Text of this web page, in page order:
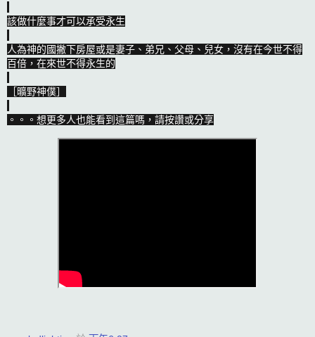
該做什麼事才可以承受永生
人為神的國撇下房屋或是妻子、弟兄、父母、兒女，沒有在今世不得
百倍，在來世不得永生的
［曠野神僕］
。。。想更多人也能看到這篇嗎，請按讚或分享